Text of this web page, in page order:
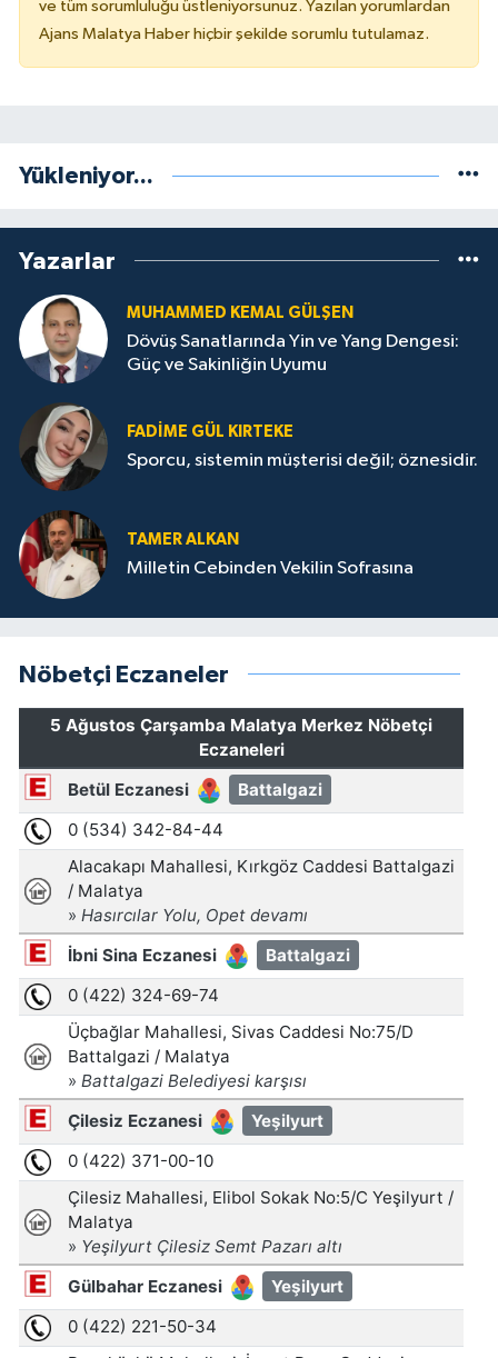
ve tüm sorumluluğu üstleniyorsunuz. Yazılan yorumlardan
Ajans Malatya Haber hiçbir şekilde sorumlu tutulamaz.
Yükleniyor...
Yazarlar
MUHAMMED KEMAL GÜLŞEN
Dövüş Sanatlarında Yin ve Yang Dengesi:
Güç ve Sakinliğin Uyumu
FADIME GÜL KIRTEKE
Sporcu, sistemin müşterisi değil; öznesidir.
TAMER ALKAN
Milletin Cebinden Vekilin Sofrasına
Nöbetçi Eczaneler